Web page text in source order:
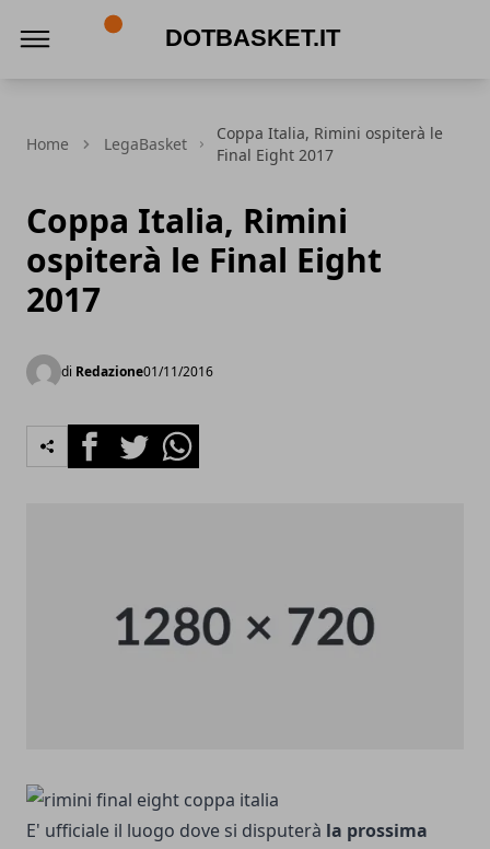
Home LegaBasket
Coppa Italia, Rimini ospiterà le
Final Eight 2017
Coppa Italia, Rimini
ospiterà le Final Eight
2017
di Redazione01/11/2016
FacebookTwitterWhatsapp
E' ufficiale il luogo dove si disputerà la prossima